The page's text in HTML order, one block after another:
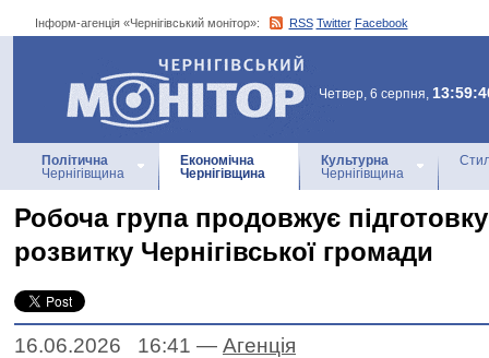
Інформ-агенція «Чернігівський монітор»: RSS Twitter Facebook
Інформ-агенція
«Чернігівський монітор»
Четвер, 6 серпня,
Політична
Чернігівщина
Економічна
Чернігівщина
Культурна
Чернігівщина
Робоча група продовжує підготовку
розвитку Чернігівської громади
16.06.2026 16:41 — Агенцiя